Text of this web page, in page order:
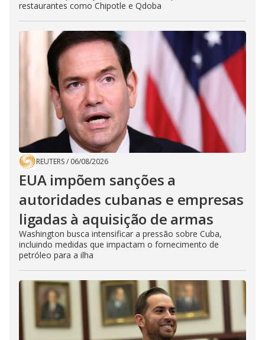
restaurantes como Chipotle e Qdoba
REUTERS/ 06/08/2026
EUA impõem sanções a
autoridades cubanas e empresas
ligadas à aquisição de armas
Washington busca intensificar a pressão sobre Cuba,
incluindo medidas que impactam o fornecimento de
petróleo para a ilha